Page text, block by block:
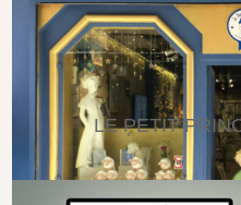
LE PETIT